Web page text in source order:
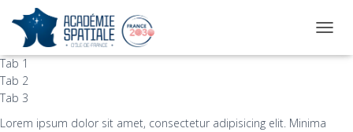
Tab 1
Tab 2
Tab 3
Lorem ipsum dolor sit amet, consectetur adipisicing elit. Minima